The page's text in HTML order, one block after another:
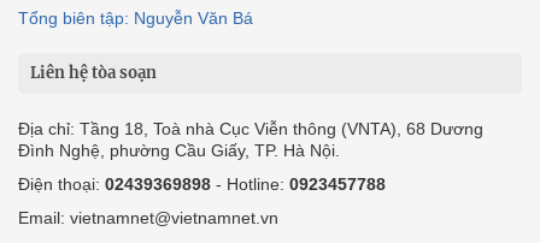
Tổng biên tập: Nguyễn Văn Bá
Liên hệ tòa soạn
Địa chỉ: Tầng 18, Toà nhà Cục Viễn thông (VNTA), 68 Dương
Đình Nghệ, phường Cầu Giấy, TP. Hà Nội.
Điện thoại: 02439369898 - Hotline: 0923457788
Email: vietnamnet@vietnamnet.vn